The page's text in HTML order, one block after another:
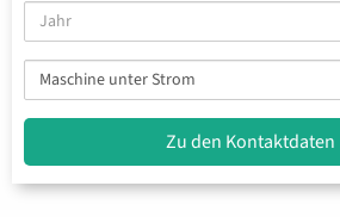
Jahr
Maschine
unter